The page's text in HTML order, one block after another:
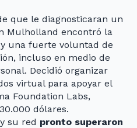
que le diagnosticaran un
Mulholland encontró la
una fuerte voluntad de
incluso en medio de
Decidió organizar
virtual para apoyar el
Foundation Labs,
dólares.
su red pronto superaron